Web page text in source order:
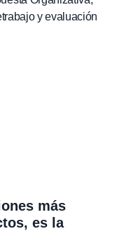
y evaluación
más
es la